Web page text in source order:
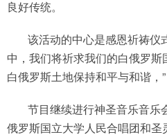
良好传统。
该活动的中心是感恩祈祷仪
中，我们将祈求我们的白俄罗
白俄罗斯土地保持和平与和谐，”
节目继续进行神圣音乐音乐
俄罗斯国立大学人民合唱团和圣